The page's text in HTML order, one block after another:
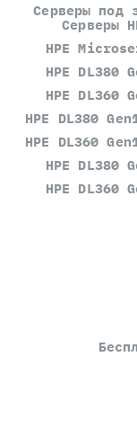
Серверы под
Серверы
HPE
HPE DL380
HPE DL360
HPE DL380
HPE DL360
HPE DL380
HPE DL360